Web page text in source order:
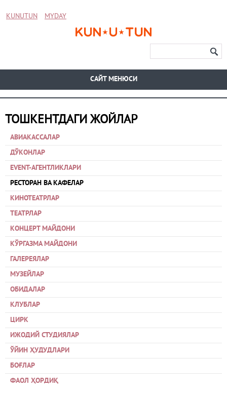
KUNUTUN MYDAY
CАЙТ МЕНЮСИ
ТОШКЕНТДАГИ ЖОЙЛАР
АВИАКАССАЛАР
ДЎКОНЛАР
EVENT-АГЕНТЛИКЛАРИ
РЕСТОРАН ВА КАФЕЛАР
КИНОТЕАТРЛАР
ТЕАТРЛАР
КОНЦЕРТ МАЙДОНИ
КЎРГАЗМА МАЙДОНИ
ГАЛЕРЕЯЛАР
МУЗЕЙЛАР
ОБИДАЛАР
КЛУБЛАР
ЦИРК
ИЖОДИЙ СТУДИЯЛАР
ЎЙИН ҲУДУДЛАРИ
БОҒЛАР
ФАОЛ ҲОРДИҚ